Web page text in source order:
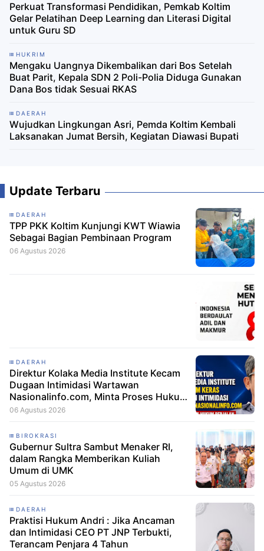
Perkuat Transformasi Pendidikan, Pemkab Koltim
Gelar Pelatihan Deep Learning dan Literasi Digital
untuk Guru SD
HUKRIM
Mengaku Uangnya Dikembalikan dari Bos Setelah
Buat Parit, Kepala SDN 2 Poli-Polia Diduga Gunakan
Dana Bos tidak Sesuai RKAS
DAERAH
Wujudkan Lingkungan Asri, Pemda Koltim Kembali
Laksanakan Jumat Bersih, Kegiatan Diawasi Bupati
Update Terbaru
DAERAH
TPP PKK Koltim Kunjungi KWT Wiawia
Sebagai Bagian Pembinaan Program
06 Agustus 2026
DAERAH
Direktur Kolaka Media Institute Kecam
Dugaan Intimidasi Wartawan
Nasionalinfo.com, Minta Proses Hukum
Berjalan
06 Agustus 2026
BIROKRASI
Gubernur Sultra Sambut Menaker RI,
dalam Rangka Memberikan Kuliah
Umum di UMK
05 Agustus 2026
DAERAH
Praktisi Hukum Andri : Jika Ancaman
dan Intimidasi CEO PT JNP Terbukti,
Terancam Penjara 4 Tahun